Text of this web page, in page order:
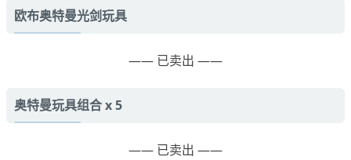
欧布奥特曼光剑玩具
—— 已卖出 ——
奥特曼玩具组合 x 5
—— 已卖出 ——